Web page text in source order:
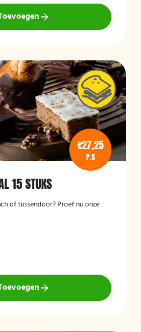
€27,25
P.S
15 STUKS
of tussendoor? Proef nu onze